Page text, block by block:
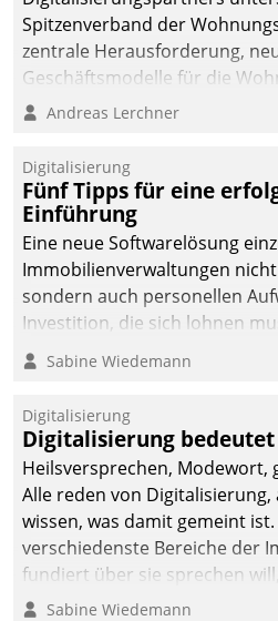
Spitzenverband der
zentrale Herausforderung,
Geschäftsmodelle für die
entwickeln.
Andreas Lerchner
Digitalisierung
Fünf Tipps für eine
Einführung
Eine neue Softwarelösung
Immobilienverwaltungen
sondern auch personellen
Investition, die sich lohnen
nachhaltige Optimierung der
dieses Ziel erreicht wird,
Sabine Wiedemann
Digitalisierung
Digitalisierung
Heilsversprechen, Modewort,
Alle reden von Digitalisierung,
wissen, was damit gemeint
verschiedenste Bereiche der
fundiert über sie sprechen
klären. Ein Aspekt ist die
Sabine Wiedemann